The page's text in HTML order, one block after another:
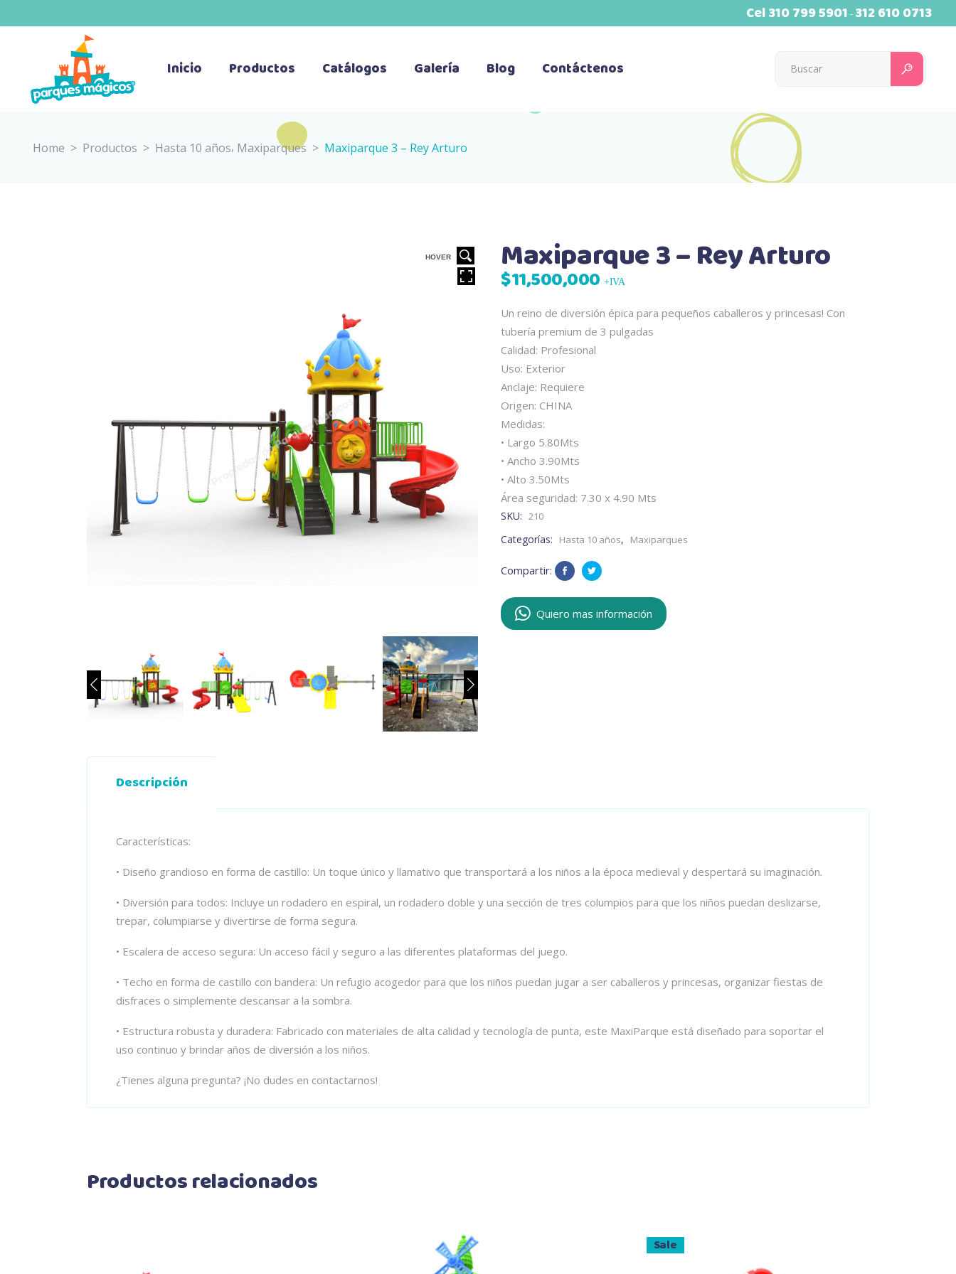
Cel310 799 5901 - 312 610 0713
Inicio Productos Catálogos Galería Blog Contáctenos
Home > Productos > Hasta 10 años, Maxiparques > Maxiparque 3 – Rey Arturo
HOVER HOVER
Maxiparque 3 – Rey Arturo
$11,500,000 +IVA
Un reino de diversión épica para pequeños caballeros y princesas! Con
tubería premium de 3 pulgadas
Calidad: Profesional
Uso: Exterior
Anclaje: Requiere
Origen: CHINA
Medidas:
• Largo 5.80Mts
• Ancho 3.90Mts
• Alto 3.50Mts
Área seguridad: 7.30 x 4.90 Mts
SKU: 210
Categorías: Hasta 10 años, Maxiparques
Compartir:
Quiero mas información
Descripción
Características:
• Diseño grandioso en forma de castillo: Un toque único y llamativo que transportará a los niños a la época medieval y despertará su imaginación.
• Diversión para todos: Incluye un rodadero en espiral, un rodadero doble y una sección de tres columpios para que los niños puedan deslizarse,
trepar, columpiarse y divertirse de forma segura.
• Escalera de acceso segura: Un acceso fácil y seguro a las diferentes plataformas del juego.
• Techo en forma de castillo con bandera: Un refugio acogedor para que los niños puedan jugar a ser caballeros y princesas, organizar fiestas de
disfraces o simplemente descansar a la sombra.
• Estructura robusta y duradera: Fabricado con materiales de alta calidad y tecnología de punta, este MaxiParque está diseñado para soportar el
uso continuo y brindar años de diversión a los niños.
¿Tienes alguna pregunta? ¡No dudes en contactarnos!
Productos relacionados
Sale